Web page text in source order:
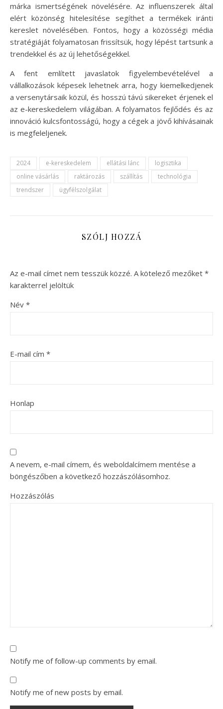
márka ismertségének növelésére. Az influenszerek által
elért közönség hitelesítése segíthet a termékek iránti
kereslet növelésében. Fontos, hogy a közösségi média
stratégiáját folyamatosan frissítsük, hogy lépést tartsunk a
trendekkel és az új lehetőségekkel.
A fent említett javaslatok figyelembevételével a
vállalkozások képesek lehetnek arra, hogy kiemelkedjenek
a versenytársaik közül, és hosszú távú sikereket érjenek el
az e-kereskedelem világában. A folyamatos fejlődés és az
innováció kulcsfontosságú, hogy a cégek a jövő kihívásainak
is megfeleljenek.
2024 e-kereskedelem ellátási lánc
logisztika
online vásárlás
raktározás szállítás
technológia
trendszer
ügyfélszolgálat
SZÓLJ HOZZÁ
Az e-mail címet nem tesszük közzé. A kötelező mezőket *
karakterrel jelöltük
Név *
E-mail cím *
Honlap
A nevem, e-mail címem, és weboldalcímem mentése a
böngészőben a következő hozzászólásomhoz.
Hozzászólás
Notify me of follow-up comments by email.
Notify me of new posts by email.